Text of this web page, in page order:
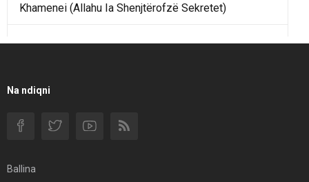
Khamenei (Allahu Ia Shenjtërofzë Sekretet)
Filmi I Shkurtër Iranian “Pasta Alfredo” Ka Udhëtuar
Na ndiqni
Ballina